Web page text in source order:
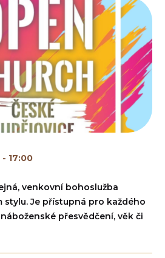
- 17:00
venkovní bohoslužba
stylu. Je přístupná pro každého
přesvědčení, věk či